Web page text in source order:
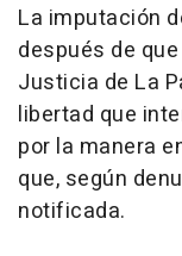
La imputación
después de
Justicia de La
libertad que
por la manera
que, según
notificada.